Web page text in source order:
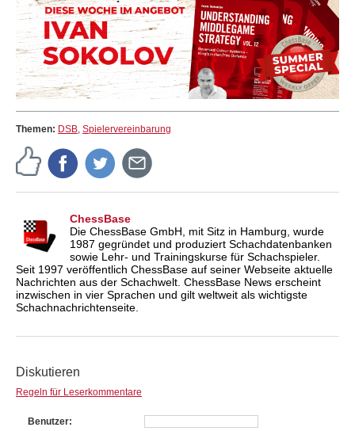
Themen: DSB, Spielervereinbarung
ChessBase
Die ChessBase GmbH, mit Sitz in Hamburg, wurde
1987 gegründet und produziert Schachdatenbanken
sowie Lehr- und Trainingskurse für Schachspieler.
Seit 1997 veröffentlich ChessBase auf seiner Webseite aktuelle
Nachrichten aus der Schachwelt. ChessBase News erscheint
inzwischen in vier Sprachen und gilt weltweit als wichtigste
Schachnachrichtenseite.
Diskutieren
Regeln für Leserkommentare
Benutzer